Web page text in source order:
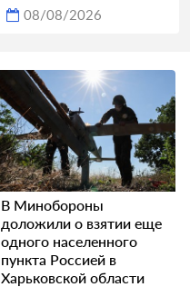
08/08/2026
В Минобороны
доложили о взятии еще
одного населенного
пункта Россией в
Харьковской области